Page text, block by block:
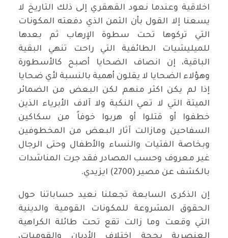
اخلاقية وعندما نعود القهقري إلى ذلك التاريخ لا
يسعنا إلا القول بأن الثمن الذي دفعته المكونات
التي تركوها تحت سطوة الإرهاب ثم بعدها
للميليشيات الطائفية التي راحت تنهي البقية
الباقية، إن انصاف الضحايا أصبح كالأسطورة
وهؤلاء الضحايا لا يقلون أهمية بالنسبة لأي ضحايا
إذا لم يكن اكثر منهم لكن البعض من الضمائر
الميتة التي لا تعي النكبة ولا آلاف الأبرياء الذين
خطفوا أو قتلوا أو هربوا خوفاً من سكاكين
السفاحين ومازالت آثار البعض من المخطوفين
وبخاصة الفتيات والنساء والأطفال وحتى الرجال
غير معروف وحسب المصادر فقد جرت المناشدات
بالكشف عن مصير (2700) ايزيدي.
إن الذكرى السابعة تجعلنا نعيد حساباتنا حول
الحقوق المشروعة للمكونات القومية والدينية
التي وقعت وما زالت تقع تحت طائلة الكراهية